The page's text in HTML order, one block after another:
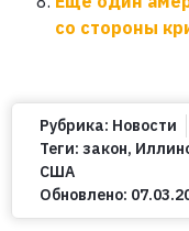
со стороны
Рубрика: Новости
Теги: закон,
США
Обновлено: